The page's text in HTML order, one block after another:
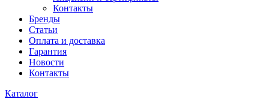
Контакты
Бренды
Статьи
Оплата и доставка
Гарантия
Новости
Контакты
Каталог